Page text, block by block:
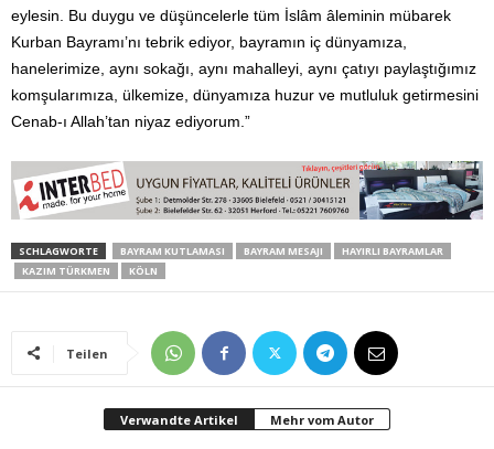
eylesin. Bu duygu ve düşüncelerle tüm İslâm âleminin mübarek
Kurban Bayramı’nı tebrik ediyor, bayramın iç dünyamıza,
hanelerimize, aynı sokağı, aynı mahalleyi, aynı çatıyı paylaştığımız
komşularımıza, ülkemize, dünyamıza huzur ve mutluluk getirmesini
Cenab-ı Allah’tan niyaz ediyorum.”
SCHLAGWORTE BAYRAM KUTLAMASI BAYRAM MESAJI
HAYIRLI BAYRAMLAR
KAZIM TÜRKMEN
KÖLN
Teilen
Verwandte Artikel Mehr vom Autor